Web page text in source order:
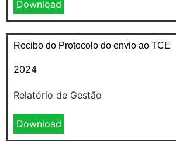
Download
Recibo do Protocolo do envio ao TCE
2024
Relatório de Gestão
Download